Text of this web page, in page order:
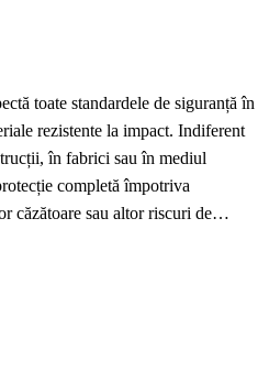
toate standardele de siguranță în
rezistente la impact. Indiferent
în fabrici sau în mediul
completă împotriva
căzătoare sau altor riscuri de